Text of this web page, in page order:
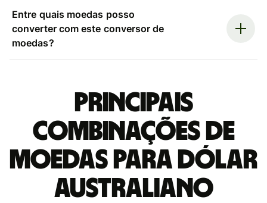
Entre quais moedas posso
converter com este conversor de
moedas?
Principais
combinações de
moedas para Dólar
australiano